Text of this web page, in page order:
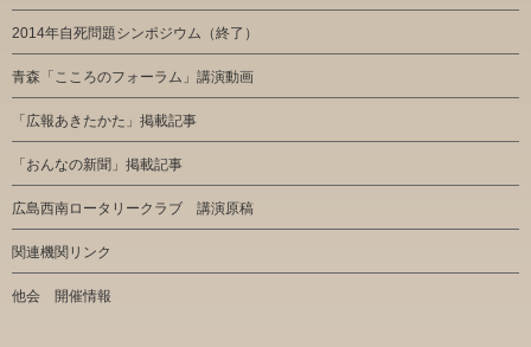
2014年自死問題シンポジウム（終了）
青森「こころのフォーラム」講演動画
「広報あきたかた」掲載記事
「おんなの新聞」掲載記事
広島西南ロータリークラブ 講演原稿
関連機関リンク
他会 開催情報